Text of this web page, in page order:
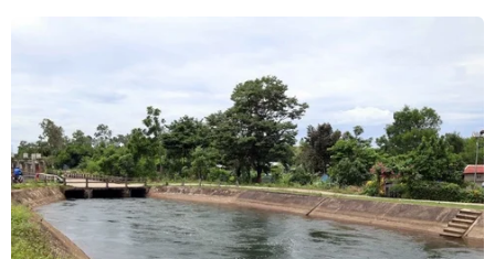
Vận chuyển quá cảnh hàng giả và
24 năm tù cho đôi vợ chồng tổ chức
“bay lắc” trong quán karaoke
05/08/2026 13:41